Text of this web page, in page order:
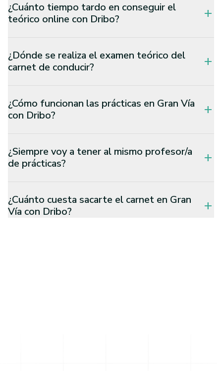
¿Cuánto tiempo tardo en conseguir el
teórico online con Dribo?
add
¿Dónde se realiza el examen teórico del
carnet de conducir?
add
¿Cómo funcionan las prácticas en Gran Vía
con Dribo?
add
¿Siempre voy a tener al mismo profesor/a
de prácticas?
add
¿Cuánto cuesta sacarte el carnet en Gran
Vía con Dribo?
add